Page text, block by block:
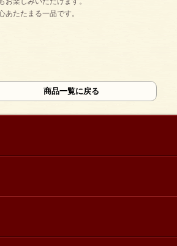
たたまる一品です。
商品一覧に戻る